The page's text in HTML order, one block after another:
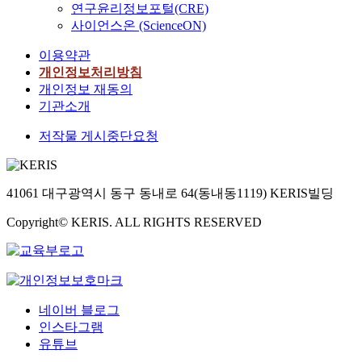
연구윤리정보포털(CRE)
사이언스온 (ScienceON)
이용약관
개인정보처리방침
개인정보 재동의
기관소개
저작물 게시중단요청
41061 대구광역시 동구 동내로 64(동내동1119) KERIS빌딩
Copyright© KERIS. ALL RIGHTS RESERVED
네이버 블로그
인스타그램
유튜브